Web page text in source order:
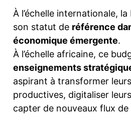
À l’échelle internationale,
son statut de référence
économique émergente.
À l’échelle africaine, ce
enseignements
aspirant à transformer
productives, digitaliser
capter de nouveaux flux de